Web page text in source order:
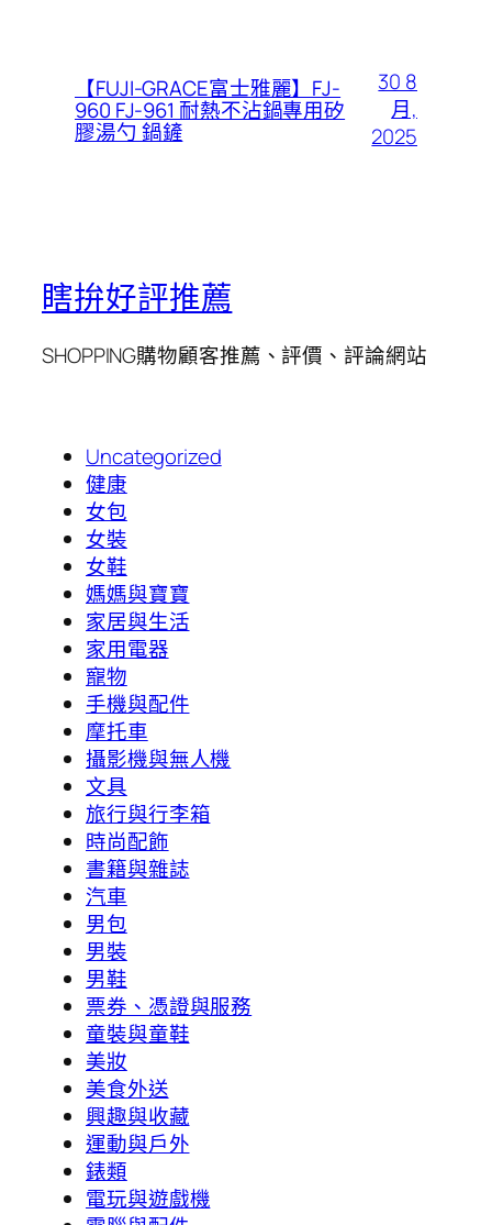
【FUJI-GRACE富士雅麗】FJ-
960 FJ-961 耐熱不沾鍋專用矽
膠湯勺 鍋鏟
30 8
月,
2025
瞎拚好評推薦
SHOPPING購物顧客推薦、評價、評論網站
Uncategorized
健康
女包
女裝
女鞋
媽媽與寶寶
家居與生活
家用電器
寵物
手機與配件
摩托車
攝影機與無人機
文具
旅行與行李箱
時尚配飾
書籍與雜誌
汽車
男包
男裝
男鞋
票券、憑證與服務
童裝與童鞋
美妝
美食外送
興趣與收藏
運動與戶外
錶類
電玩與遊戲機